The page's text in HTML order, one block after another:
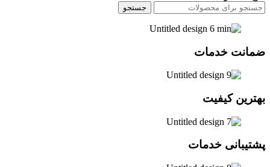
جستجو
ضمانت خدمات
بهترین کیفیت
پشتیبانی خدمات